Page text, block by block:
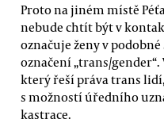
Proto na jiném místě
nebude chtít být v
označuje ženy v
označení „trans/
který řeší práva trans
s možností úředního
kastrace.